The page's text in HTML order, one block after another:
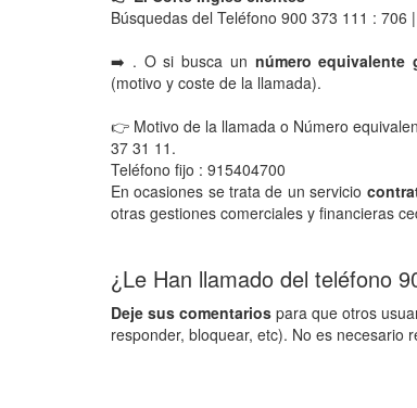
Búsquedas del Teléfono 900 373 111 : 706
➡️ . O si busca un número equivalente
(motivo y coste de la llamada).
👉 Motivo de la llamada o Número
37 31 11.
Teléfono fijo : 915404700
En ocasiones se trata de un servicio
otras gestiones comerciales y financieras
¿Le Han llamado del teléfono
Deje sus comentarios para que otros
responder, bloquear, etc). No es necesario